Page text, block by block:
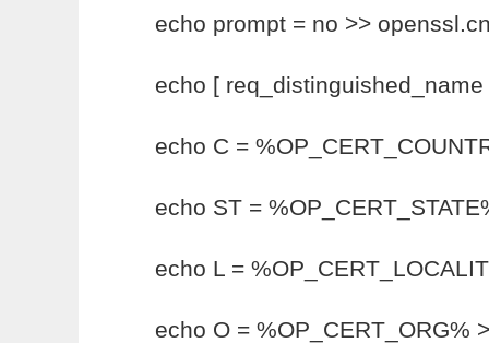
echo prompt = no >>
echo [
echo C =
echo ST =
echo L =
echo O = %OP_CERT_ORG%